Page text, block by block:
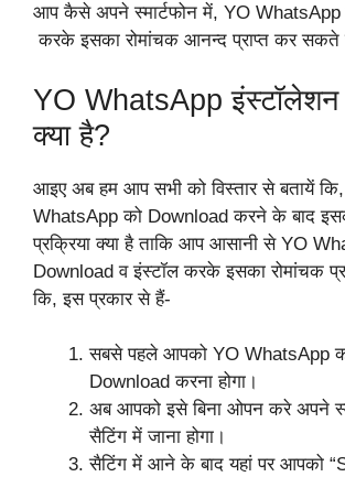
आप कैसे अपने स्मार्टफोन में, YO
करके इसका रोमांचक आनन्द प्राप्त कर सकते
YO WhatsApp इंस्टॉलेशन
क्या है?
आइए अब हम आप सभी को विस्तार से बतायें
WhatsApp को Download करने के बाद
प्रक्रिया क्या है ताकि आप आसानी से YO
Download व इंस्टॉल करके इसका रोमांचक
कि, इस प्रकार से हैं-
सबसे पहले आपको YO WhatsApp
Download करना होगा।
अब आपको इसे बिना ओपन करे अपने
सैटिंग में जाना होगा।
सैटिंग में आने के बाद यहां पर आपको